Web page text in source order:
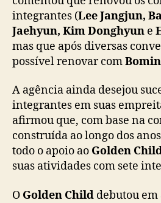
integrantes (Lee Jangjun,
Jaehyun, Kim Donghyun e
mas que após diversas
possível renovar comBomin
A agência ainda desejou
integrantes em suas
afirmou que, com base na
construída ao longo dos
todo o apoio ao Golden
suas atividades com sete
O Golden Child debutou em